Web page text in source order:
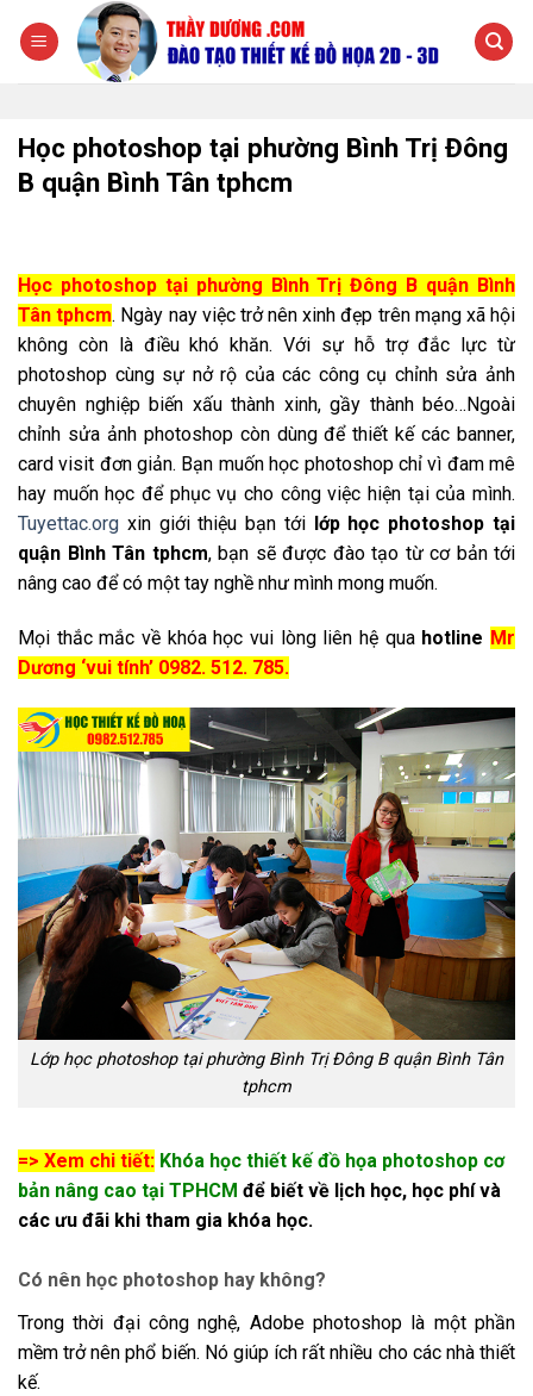
đến
Học photoshop tại phường Bình Trị Đông
B quận Bình Tân tphcm
Học photoshop tại phường Bình Trị Đông B quận Bình
Tân tphcm. Ngày nay việc trở nên xinh đẹp trên mạng xã hội
không còn là điều khó khăn. Với sự hỗ trợ đắc lực từ
photoshop cùng sự nở rộ của các công cụ chỉnh sửa ảnh
chuyên nghiệp biến xấu thành xinh, gầy thành béo…Ngoài
chỉnh sửa ảnh photoshop còn dùng để thiết kế các banner,
card visit đơn giản. Bạn muốn học photoshop chỉ vì đam mê
hay muốn học để phục vụ cho công việc hiện tại của mình.
Tuyettac.org xin giới thiệu bạn tới lớp học photoshop tại
quận Bình Tân tphcm, bạn sẽ được đào tạo từ cơ bản tới
nâng cao để có một tay nghề như mình mong muốn.
Mọi thắc mắc về khóa học vui lòng liên hệ qua hotline Mr
Dương ‘vui tính’ 0982. 512. 785.
Lớp học photoshop tại phường Bình Trị Đông B quận Bình Tân
tphcm
=> Xem chi tiết: Khóa học thiết kế đồ họa photoshop cơ
bản nâng cao tại TPHCM để biết về lịch học, học phí và
các ưu đãi khi tham gia khóa học.
Có nên học photoshop hay không?
Trong thời đại công nghệ, Adobe photoshop là một phần
mềm trở nên phổ biến. Nó giúp ích rất nhiều cho các nhà thiết
kế.